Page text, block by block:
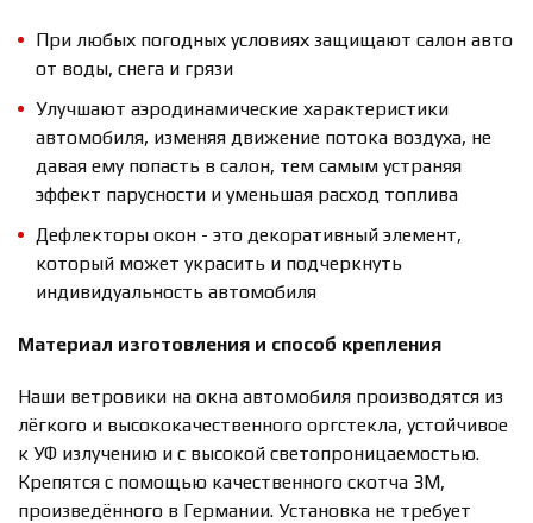
При любых погодных условиях защищают салон авто
от воды, снега и грязи
Улучшают аэродинамические характеристики
автомобиля, изменяя движение потока воздуха, не
давая ему попасть в салон, тем самым устраняя
эффект парусности и уменьшая расход топлива
Дефлекторы окон - это декоративный элемент,
который может украсить и подчеркнуть
индивидуальность автомобиля
Материал изготовления и способ крепления
Наши ветровики на окна автомобиля производятся из
лёгкого и высококачественного оргстекла, устойчивое
к УФ излучению и с высокой светопроницаемостью.
Крепятся с помощью качественного скотча 3М,
произведённого в Германии. Установка не требует